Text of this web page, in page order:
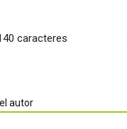
caracteres
autor